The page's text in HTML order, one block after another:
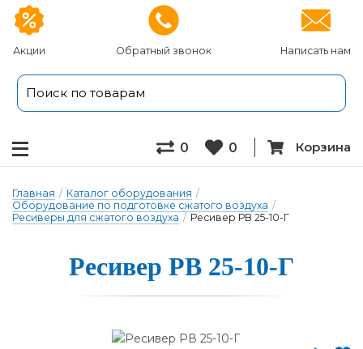
Акции Обратный звонок Написать нам
0 0 Корзина
Главная / Каталог оборудования /
Оборудование по подготовке сжатого воздуха /
Ресиверы для сжатого воздуха / Ресивер РВ 25-10-Г
Ресивер РВ 25-10-Г